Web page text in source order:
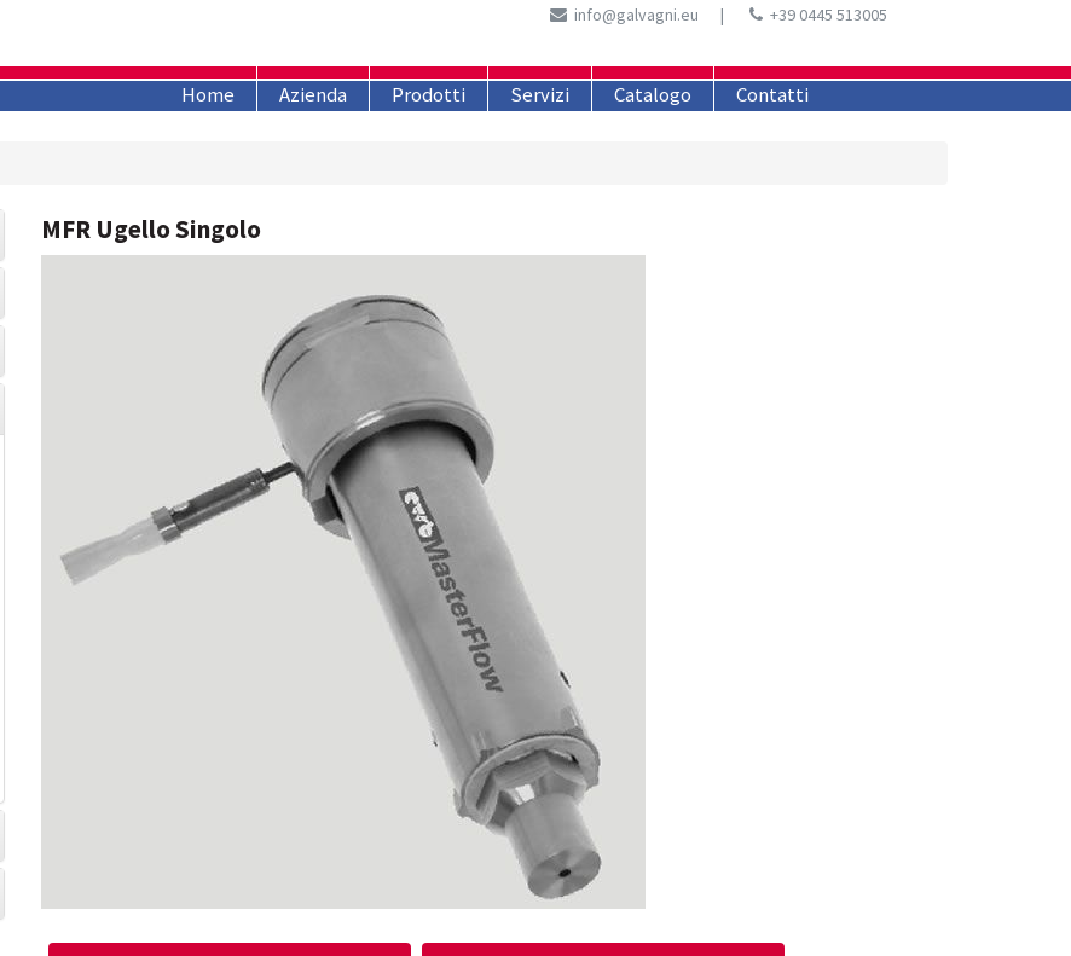
info@galvagni.eu | +39 0445 513005
Home Azienda Prodotti Servizi Catalogo Contatti
MFR Ugello Singolo